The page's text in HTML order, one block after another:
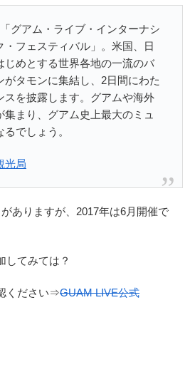
グアム・ライブ・インターナシ
・フェスティバル」。米国、日
じめとする世界各地の一流のバ
がタモンに集結し、2日間にわた
スを披露します。グアムや海外
まり、グアム史上最大のミュ
でしょう。
光局
ありますが、2017年は6月開催で
してみては？
ください⇒GUAM LIVE公式